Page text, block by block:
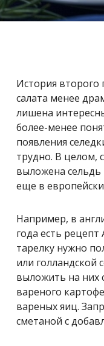
История второго
салата менее
лишена
более-менее
появления
трудно. В целом,
выложена
еще в
Например, в
года есть
тарелку нужно
или голландской
выложить на них
вареного
вареных яиц.
сметаной с